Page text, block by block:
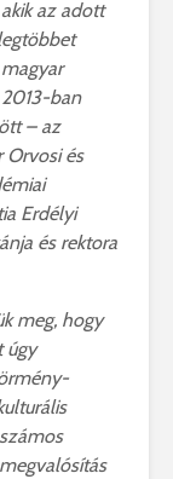
az adott
ban
– az
Orvosi és
Erdélyi
és rektora
meg, hogy
úgy